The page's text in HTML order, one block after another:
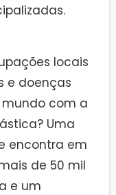
locais
e doenças
com a
Uma
encontra em
de 50 mil
e um